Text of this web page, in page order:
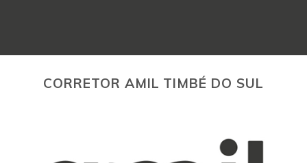
CORRETOR AMIL TIMBÉ DO SUL